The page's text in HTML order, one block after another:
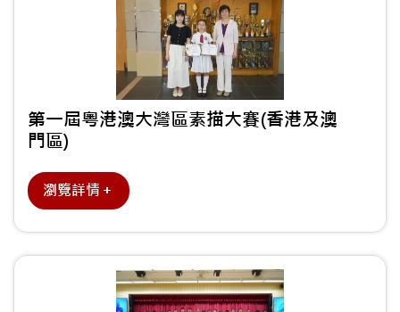
第一屆粵港澳大灣區素描大賽(香港及澳
門區)
瀏覽詳情＋